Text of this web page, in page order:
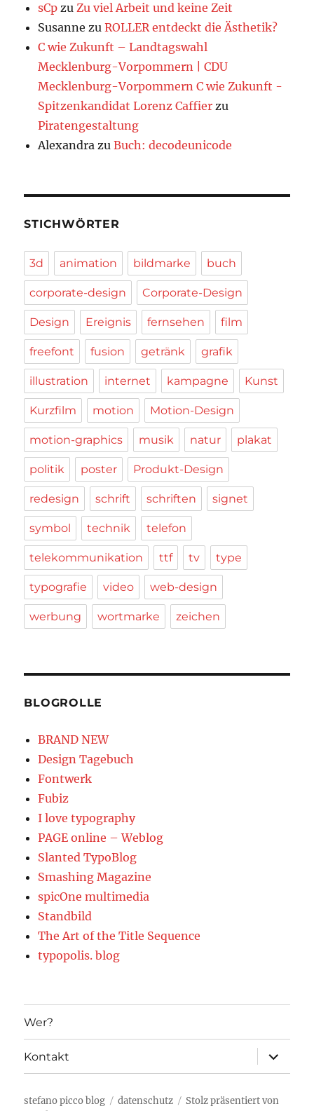
sCp zuZu viel Arbeit und keine Zeit
Susanne zuROLLER entdeckt die Ästhetik?
C wie Zukunft – Landtagswahl
Mecklenburg-Vorpommern | CDU
Mecklenburg-Vorpommern C wie Zukunft -
Spitzenkandidat Lorenz Caffier zu
Piratengestaltung
Alexandra zuBuch: decodeunicode
STICHWÖRTER
3d animation bildmarke buch
corporate-design Corporate-Design
Design Ereignis fernsehen film
freefont fusion getränk grafik
illustration internet kampagne Kunst
Kurzfilm motion Motion-Design
motion-graphics musik natur plakat
politik poster Produkt-Design
redesign schrift schriften signet
symbol technik telefon
telekommunikation ttf tv type
typografie video web-design
werbung wortmarke zeichen
BLOGROLLE
BRAND NEW
Design Tagebuch
Fontwerk
Fubiz
I love typography
PAGE online – Weblog
Slanted TypoBlog
Smashing Magazine
spicOne multimedia
Standbild
The Art of the Title Sequence
typopolis. blog
Wer?
Kontakt
öffnen
stefano picco blog datenschutz
Stolz präsentiert von